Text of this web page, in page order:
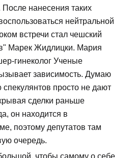
нанесения таких
нейтральной
встречи стал чешский
Марек Жидлицки. Мария
гинеколог Ученые
зависимость. Думаю
просто не дают
сделки раньше
он находится в
поэтому депутатов там
очередь.
чтобы самому о себе